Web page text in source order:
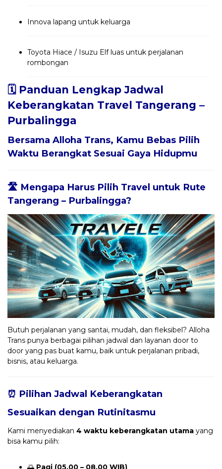
Innova lapang untuk keluarga
Toyota Hiace / Isuzu Elf luas untuk perjalanan
rombongan
🗓️ Panduan Lengkap Jadwal
Keberangkatan Travel Tangerang –
Purbalingga
Bersama Alloha Trans, Kamu Bebas Pilih
Waktu Berangkat Sesuai Gaya Hidupmu
🛣️ Mengapa Harus Pilih Travel untuk Rute
Tangerang – Purbalingga?
Butuh perjalanan yang santai, mudah, dan fleksibel? Alloha
Trans punya berbagai pilihan jadwal dan layanan door to
door yang pas buat kamu, baik untuk perjalanan pribadi,
bisnis, atau keluarga.
⏰ Pilihan Jadwal Keberangkatan
Sesuaikan dengan Rutinitasmu
Kami menyediakan 4 waktu keberangkatan utama yang
bisa kamu pilih:
🌅 Pagi (05.00 – 08.00 WIB)